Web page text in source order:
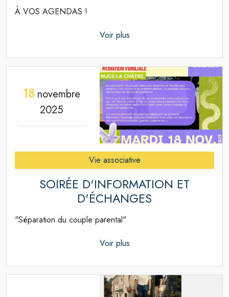
À VOS AGENDAS !
Voir plus
18novembre
2025
Vie associative
SOIRÉE D'INFORMATION ET
D'ÉCHANGES
"Séparation du couple parental"
Voir plus